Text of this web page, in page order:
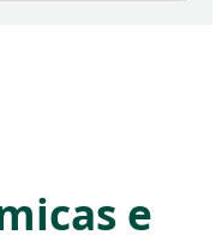
e